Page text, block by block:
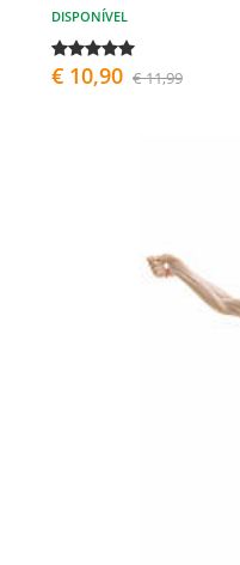
DISPONÍVEL
€ 10,90 € 11,99